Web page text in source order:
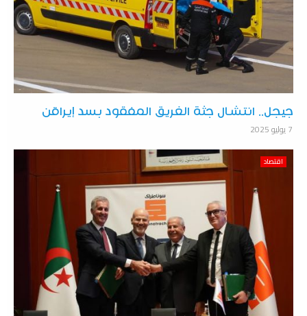
جيجل.. انتشال جثة الغريق المفقود بسد إيراقن
7 يوليو 2025
اقتصاد